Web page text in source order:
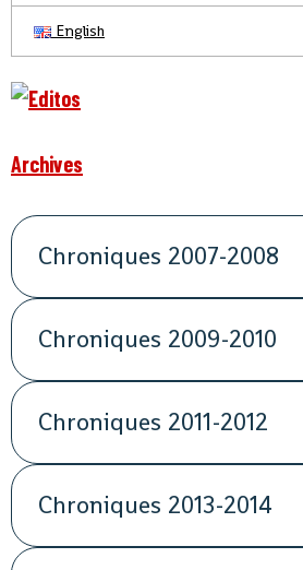
English
Archives
Chroniques 2007-2008
Chroniques 2009-2010
Chroniques 2011-2012
Chroniques 2013-2014